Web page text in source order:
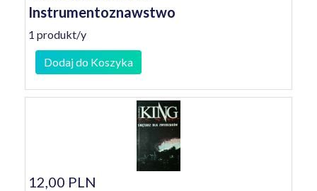
Instrumentoznawstwo
1 produkt/y
Dodaj do Koszyka
12,00 PLN